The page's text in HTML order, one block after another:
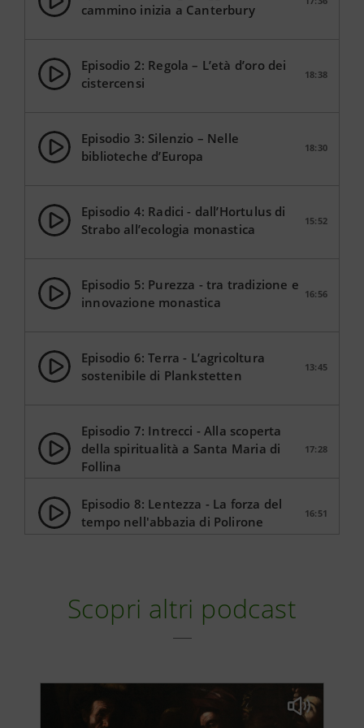
cammino inizia a Canterbury
Episodio 2: Regola – L’età d’oro dei
cistercensi
18:38
Episodio 3: Silenzio – Nelle
biblioteche d’Europa
18:30
Episodio 4: Radici - dall’Hortulus di
Strabo all’ecologia monastica
15:52
Episodio 5: Purezza - tra tradizione e
innovazione monastica
16:56
Episodio 6: Terra - L’agricoltura
sostenibile di Plankstetten
13:45
Episodio 7: Intrecci - Alla scoperta
della spiritualità a Santa Maria di
Follina
17:28
Episodio 8: Lentezza - La forza del
tempo nell'abbazia di Polirone
16:51
prodotti del Nord Italia
Scopri altri podcast